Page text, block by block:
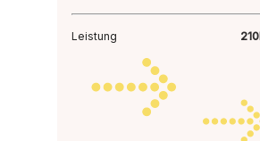
Leistung